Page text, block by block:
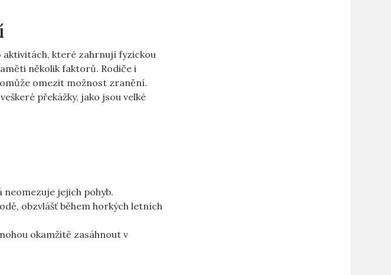
které zahrnují fyzickou
několik faktorů. Rodiče i
omezit možnost zranění.
překážky, jako jsou velké
neomezuje jejich pohyb.
obzvlášť během horkých letních
okamžitě zasáhnout v